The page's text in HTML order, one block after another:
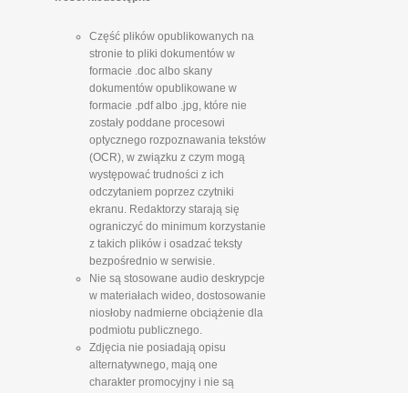
Część plików opublikowanych na
stronie to pliki dokumentów w
formacie .doc albo skany
dokumentów opublikowane w
formacie .pdf albo .jpg, które nie
zostały poddane procesowi
optycznego rozpoznawania tekstów
(OCR), w związku z czym mogą
występować trudności z ich
odczytaniem poprzez czytniki
ekranu. Redaktorzy starają się
ograniczyć do minimum korzystanie
z takich plików i osadzać teksty
bezpośrednio w serwisie.
Nie są stosowane audio deskrypcje
w materiałach wideo, dostosowanie
niosłoby nadmierne obciążenie dla
podmiotu publicznego.
Zdjęcia nie posiadają opisu
alternatywnego, mają one
charakter promocyjny i nie są